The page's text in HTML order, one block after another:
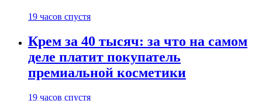
19 часов спустя
Крем за 40 тысяч: за что на самом
деле платит покупатель
премиальной косметики
19 часов спустя